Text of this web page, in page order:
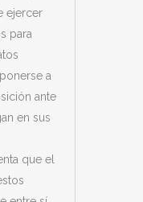
ejercer
para
a
ante
en sus
que el